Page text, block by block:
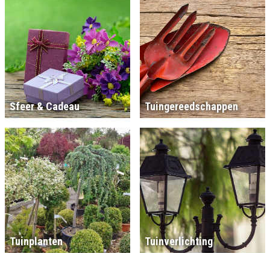
Sfeer & Cadeau Tuingereedschappen
Tuinplanten Tuinverlichting